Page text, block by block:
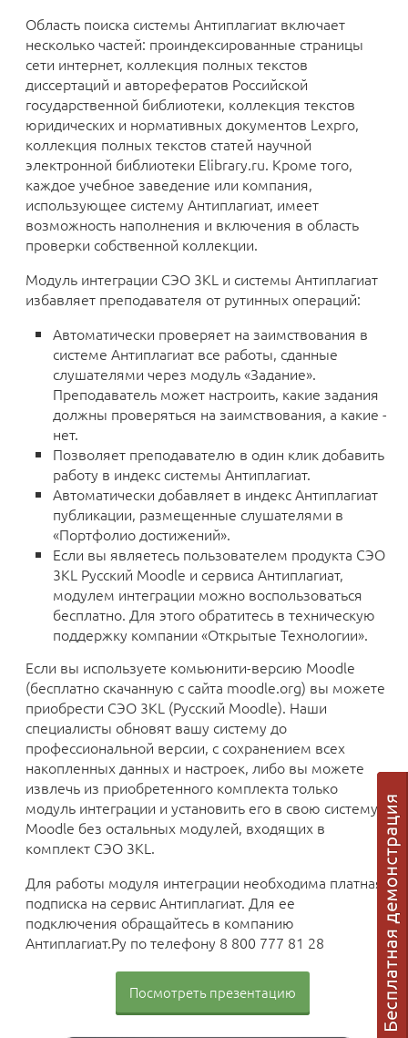
Область поиска системы Антиплагиат включает
несколько частей: проиндексированные страницы
сети интернет, коллекция полных текстов
диссертаций и авторефератов Российской
государственной библиотеки, коллекция текстов
юридических и нормативных документов Lexpro,
коллекция полных текстов статей научной
электронной библиотеки Elibrary.ru. Кроме того,
каждое учебное заведение или компания,
использующее систему Антиплагиат, имеет
возможность наполнения и включения в область
проверки собственной коллекции.
Модуль интеграции СЭО 3KL и системы Антиплагиат
избавляет преподавателя от рутинных операций:
Автоматически проверяет на заимствования в
системе Антиплагиат все работы, сданные
слушателями через модуль «Задание».
Преподаватель может настроить, какие задания
должны проверяться на заимствования, а какие -
нет.
Позволяет преподавателю в один клик добавить
работу в индекс системы Антиплагиат.
Автоматически добавляет в индекс Антиплагиат
публикации, размещенные слушателями в
«Портфолио достижений».
Если вы являетесь пользователем продукта СЭО
3KL Русский Moodle и сервиса Антиплагиат,
модулем интеграции можно воспользоваться
бесплатно. Для этого обратитесь в техническую
поддержку компании «Открытые Технологии».
Если вы используете комьюнити-версию Moodle
(бесплатно скачанную с сайта moodle.org) вы можете
приобрести СЭО 3KL (Русский Moodle). Наши
специалисты обновят вашу систему до
профессиональной версии, с сохранением всех
накопленных данных и настроек, либо вы можете
извлечь из приобретенного комплекта только
модуль интеграции и установить его в свою систему
Moodle без остальных модулей, входящих в
комплект СЭО 3KL.
Для работы модуля интеграции необходима платная
подписка на сервис Антиплагиат. Для ее
подключения обращайтесь в компанию
Антиплагиат.Ру по телефону 8 800 777 81 28
Посмотреть презентацию